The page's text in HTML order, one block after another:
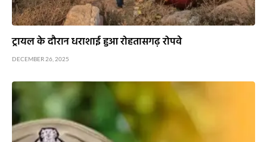
ट्रायल के दौरान धराशाई हुआ रोहतासगढ़ रोपवे
DECEMBER 26, 2025